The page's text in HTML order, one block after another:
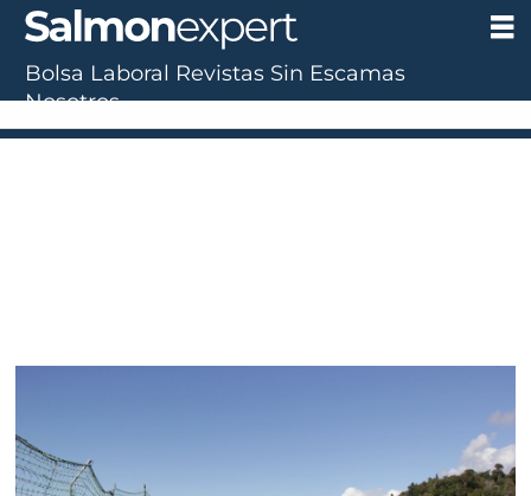
Bolsa Laboral Revistas Sin Escamas
Nosotros